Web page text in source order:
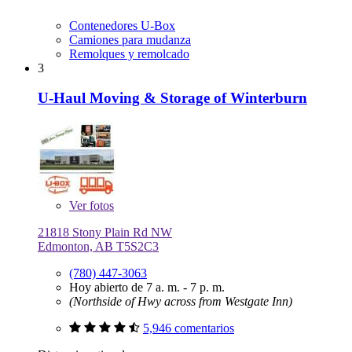
Contenedores U-Box
Camiones para mudanza
Remolques y remolcado
3
U-Haul Moving & Storage of Winterburn
Verfotos
21818 Stony Plain Rd NW
Edmonton, AB T5S2C3
(780) 447-3063
Hoy abierto de 7 a. m. - 7 p. m.
(Northside of Hwy across from Westgate Inn)
5,946 comentarios